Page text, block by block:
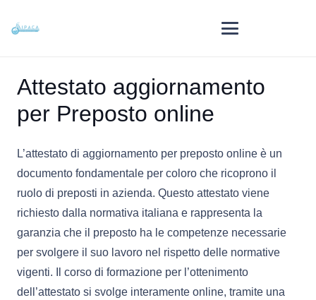
Attestato aggiornamento
per Preposto online
L’attestato di aggiornamento per preposto online è un
documento fondamentale per coloro che ricoprono il
ruolo di preposti in azienda. Questo attestato viene
richiesto dalla normativa italiana e rappresenta la
garanzia che il preposto ha le competenze necessarie
per svolgere il suo lavoro nel rispetto delle normative
vigenti. Il corso di formazione per l’ottenimento
dell’attestato si svolge interamente online, tramite una